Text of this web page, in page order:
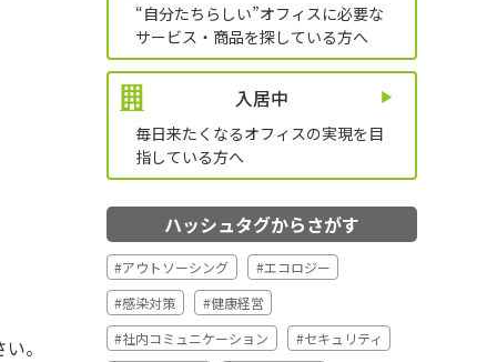
。
“自分たちらしい”オフィスに必要な
サービス・商品を探している方へ
入居中
毎日来たくなるオフィスの実現を目
指している方へ
ハッシュタグからさがす
#アウトソーシング
#エコロジー
#感染対策
#健康経営
#社内コミュニケーション
#セキュリティ